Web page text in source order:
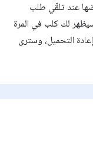
تلقّي طلب
لك كلب في المرة
التحميل، وسترى